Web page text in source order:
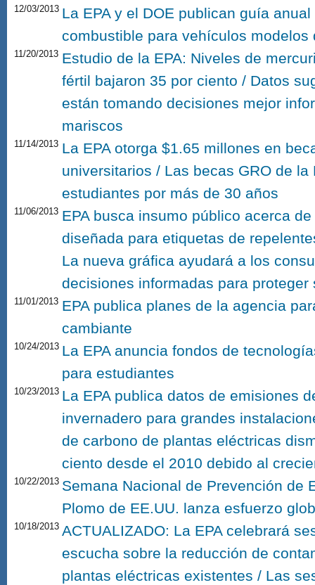
12/03/2013 La EPA y el DOE publican guía
combustible para vehículos modelos
11/20/2013 Estudio de la EPA: Niveles de
fértil bajaron 35 por ciento / Datos
están tomando decisiones mejor
mariscos
11/14/2013 La EPA otorga $1.65 millones en
universitarios / Las becas GRO de la
estudiantes por más de 30 años
11/06/2013 EPA busca insumo público acerca
diseñada para etiquetas de
La nueva gráfica ayudará a los
decisiones informadas para proteger
11/01/2013 EPA publica planes de la agencia
cambiante
10/24/2013 La EPA anuncia fondos de
para estudiantes
10/23/2013 La EPA publica datos de emisiones
invernadero para grandes
de carbono de plantas eléctricas
ciento desde el 2010 debido al
10/22/2013 Semana Nacional de Prevención de
Plomo de EE.UU. lanza esfuerzo
10/18/2013 ACTUALIZADO: La EPA celebrará
escucha sobre la reducción de
plantas eléctricas existentes / Las